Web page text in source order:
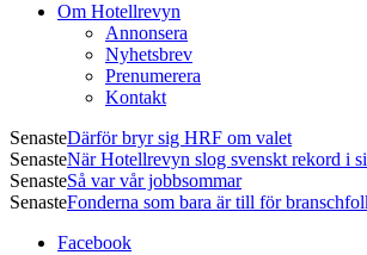
Om Hotellrevyn
Annonsera
Nyhetsbrev
Prenumerera
Kontakt
SenasteDärför bryr sig HRF om valet
SenasteNär Hotellrevyn slog svenskt rekord i
SenasteSå var vår jobbsommar
SenasteFonderna som bara är till för
Facebook